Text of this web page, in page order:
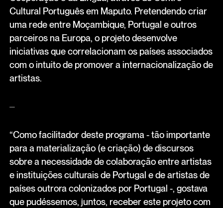
Cultural Português em Maputo. Pretendendo criar
uma rede entre Moçambique, Portugal e outros
parceiros na Europa, o projeto desenvolve
iniciativas que correlacionam os países associados
com o intuito de promover a internacionalização de
artistas.
⏤
“Como facilitador deste programa - tão importante
para a materialização (e criação) de discursos
sobre a necessidade de colaboração entre artistas
e instituições culturais de Portugal e de artistas de
países outrora colonizados por Portugal -, gostava
que pudéssemos, juntos, receber este projeto com